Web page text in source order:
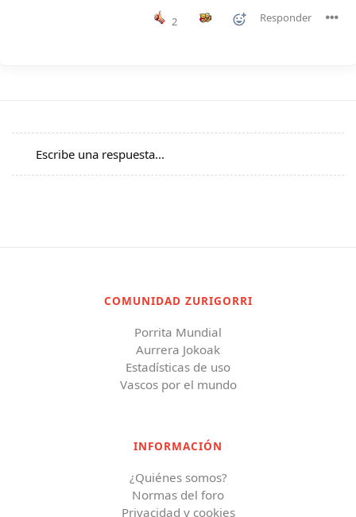
2 Responder
Escribe una respuesta...
COMUNIDAD ZURIGORRI
Porrita Mundial
Aurrera Jokoak
Estadísticas de uso
Vascos por el mundo
INFORMACIÓN
¿Quiénes somos?
Normas del foro
Privacidad y cookies